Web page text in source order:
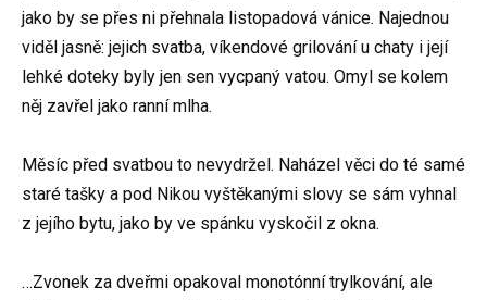
jako by se přes ni přehnala listopadová vánice. Najednou
viděl jasně: jejich svatba, víkendové grilování u chaty i její
lehké doteky byly jen sen vycpaný vatou. Omyl se kolem
něj zavřel jako ranní mlha.
Měsíc před svatbou to nevydržel. Naházel věci do té samé
staré tašky a pod Nikou vyštěkanými slovy se sám vyhnal
z jejího bytu, jako by ve spánku vyskočil z okna.
…Zvonek za dveřmi opakoval monotónní trylkování, ale